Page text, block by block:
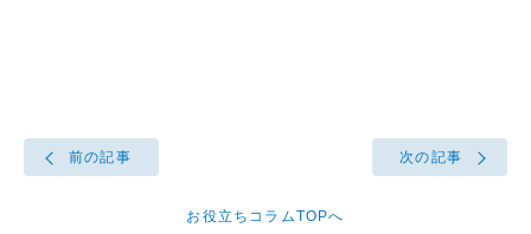
前の記事
お役立ちコラムTOPへ
次の記事